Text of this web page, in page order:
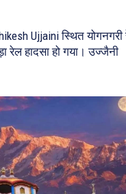
Ujjaini स्थित योगनगरी
रेल हादसा हो गया। उज्जैनी